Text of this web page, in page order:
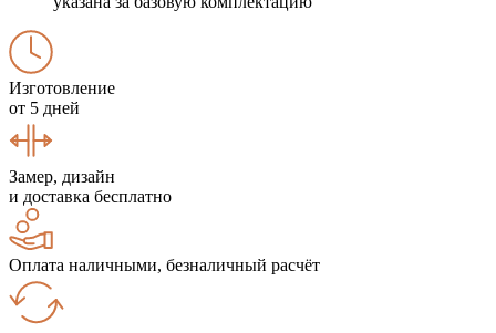
Изготовление
от 5 дней
Замер, дизайн
и доставка бесплатно
Оплата наличными, безналичный расчёт